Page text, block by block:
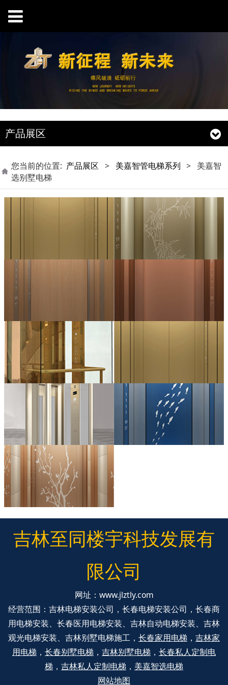
产品展区
您当前的位置: 产品展区 > 美嘉智管电梯系列 > 美嘉智
选别墅电梯
吉林至同楼宇科技发展有
限公司
网址： www.jlztly.com
经营范围：吉林电梯安装公司，长春电梯安装公司，长春商
用电梯安装、长春医用电梯安装、吉林自动电梯安装、吉林
观光电梯安装、吉林别墅电梯施工， 长春家用电梯 ， 吉林家
用电梯 ， 长春别墅电梯 ， 吉林别墅电梯 ， 长春私人定制电
梯 ， 吉林私人定制电梯 ， 美嘉智选电梯
网站地图